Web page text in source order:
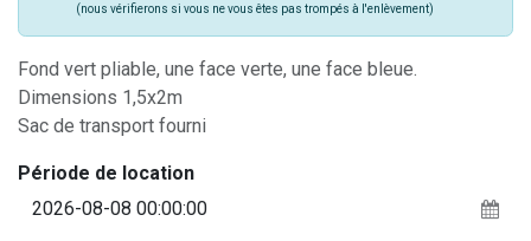
(nous vérifierons si vous ne vous êtes pas trompés à l'enlèvement)
Fond vert pliable, une face verte, une face bleue.
Dimensions 1,5x2m
Sac de transport fourni
Période de location